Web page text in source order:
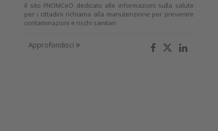
Il sito FNOMCeO dedicato alle informazioni sulla salute
per i cittadini richiama alla manutenzione per prevenire
contaminazioni e rischi sanitari
Approfondisci